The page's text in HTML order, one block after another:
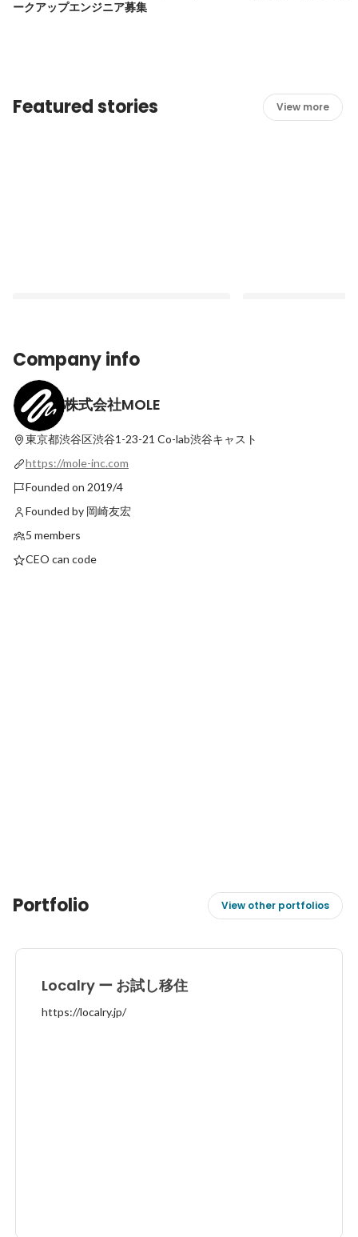
ークアップエンジニア募集
Featured stories View more
全国のお試し移住プログラムを探せる
「Localry（ローカリー）」をリリース。
全国の40以上のプログラムを掲載し、ユー
Latest
Company info
株式会社MOLE
東京都渋谷区渋谷1-23-21 Co-lab渋谷キャスト
https://mole-inc.com
Founded on 2019/4
Founded by 岡崎友宏
5 members
CEO can code
Portfolio View other portfolios
Localry ー お試し移住
https://localry.jp/